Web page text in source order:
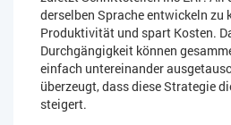
derselben Sprache entwickeln zu
Produktivität und spart Kosten.
Durchgängigkeit können
einfach untereinander
überzeugt, dass diese Strategie
steigert.